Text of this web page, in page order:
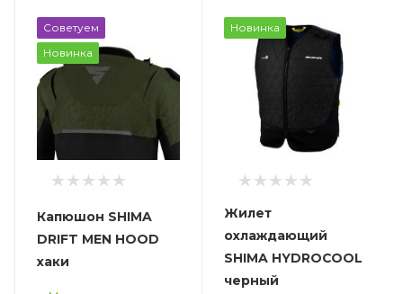
Советуем
Новинка
Капюшон SHIMA
DRIFT MEN HOOD
хаки
Новинка
Жилет
охлаждающий
SHIMA HYDROCOOL
черный